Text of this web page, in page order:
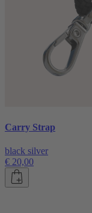
Carry Strap
black silver
€ 20,00